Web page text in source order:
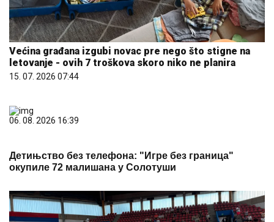
Većina građana izgubi novac pre nego što stigne na
letovanje - ovih 7 troškova skoro niko ne planira
15. 07. 2026 07:44
06. 08. 2026 16:39
Детињство без телефона: "Игре без граница"
окупиле 72 малишана у Солотуши